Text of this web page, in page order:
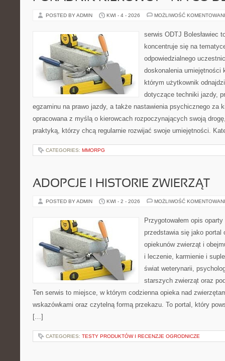
POSTED BY ADMIN KWI - 4 - 2026 MOŻLIWOŚĆ
serwis ODTJ Bolesławiec
koncentruje się na
odpowiedzialnego
doskonalenia umiejętności
którym użytkownik
dotyczące techniki jazdy,
egzaminu na prawo jazdy, a także nastawienia psychicznego za
opracowana z myślą o kierowcach rozpoczynających swoją
praktyką, którzy chcą regularnie rozwijać swoje umiejętności.
CATEGORIES: MMORPG
ADOPCJE I HISTORIE ZWIERZĄT
POSTED BY ADMIN KWI - 2 - 2026 MOŻLIWOŚĆ
Przygotowałem opis
przedstawia się jako portal
opiekunów zwierząt i
i leczenie, karmienie i
świat weterynarii,
starszych zwierząt oraz
Ten serwis to miejsce, w którym codzienna opieka nad
wskazówkami oraz czytelną formą przekazu. To portal, który
[…]
CATEGORIES: TESTY PRODUKTÓW I RECENZJE OGRODNICZE